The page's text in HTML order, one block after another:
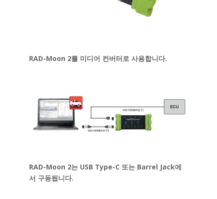
RAD-Moon 2를 미디어 컨버터로 사용합니다.
RAD-Moon 2는 USB Type-C 또는 Barrel Jack에
서 구동됩니다.